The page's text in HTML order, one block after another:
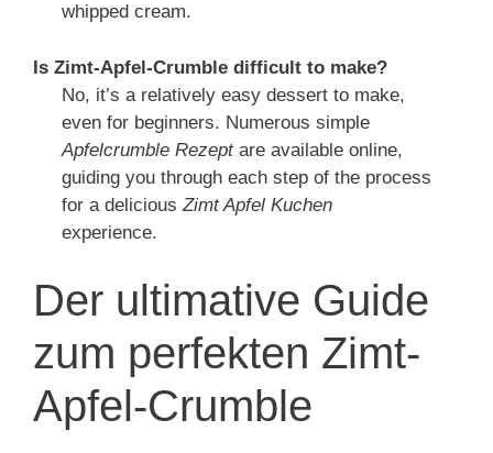
whipped cream.
Is Zimt-Apfel-Crumble difficult to make?
No, it’s a relatively easy dessert to make,
even for beginners. Numerous simple
Apfelcrumble Rezeptare available online,
guiding you through each step of the process
for a delicious Zimt Apfel Kuchen
experience.
Der ultimative Guide
zum perfekten Zimt-
Apfel-Crumble